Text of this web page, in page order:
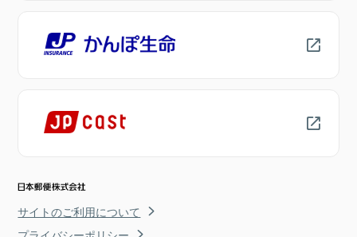
サイトのご利用について